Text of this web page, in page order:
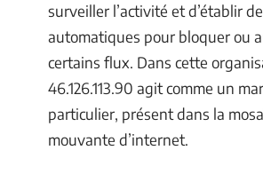
surveiller l’activité et d’établir
automatiques pour bloquer ou
certains flux. Dans cette
46.126.113.90 agit comme un
particulier, présent dans la
mouvante d’internet.